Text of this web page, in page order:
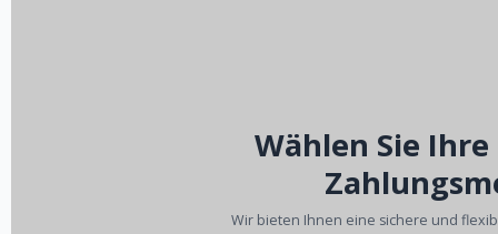
Wählen Sie
Wir bieten Ihnen eine sichere und